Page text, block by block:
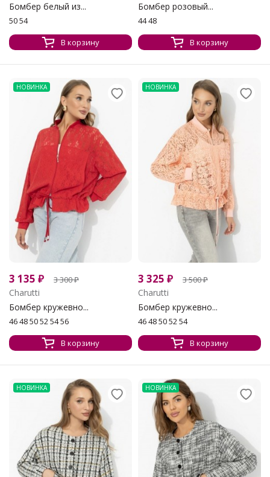
Бомбер белый из...
50 54
В корзину
Бомбер розовый...
44 48
В корзину
НОВИНКА
3 135 ₽ 3 300₽
Charutti
Бомбер кружевно...
46 48 50 52 54 56
В корзину
НОВИНКА
3 325 ₽ 3 500₽
Charutti
Бомбер кружевно...
46 48 50 52 54
В корзину
НОВИНКА НОВИНКА